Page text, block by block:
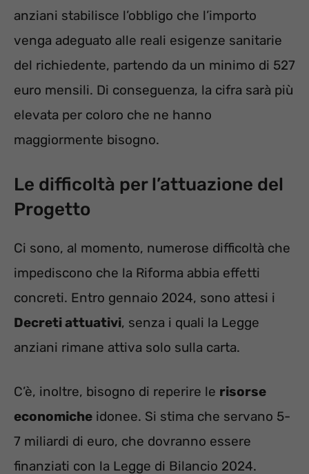
anziani stabilisce l’obbligo che l’importo
venga adeguato alle reali esigenze sanitarie
del richiedente, partendo da un minimo di 527
euro mensili. Di conseguenza, la cifra sarà più
elevata per coloro che ne hanno
maggiormente bisogno.
Le difficoltà per l’attuazione del
Progetto
Ci sono, al momento, numerose difficoltà che
impediscono che la Riforma abbia effetti
concreti. Entro gennaio 2024, sono attesi i
Decreti attuativi, senza i quali la Legge
anziani rimane attiva solo sulla carta.
C’è, inoltre, bisogno di reperire le risorse
economiche idonee. Si stima che servano 5-
7 miliardi di euro, che dovranno essere
finanziati con la Legge di Bilancio 2024.